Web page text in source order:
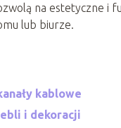
na estetyczne i
lub biurze.
kablowe
i dekoracji